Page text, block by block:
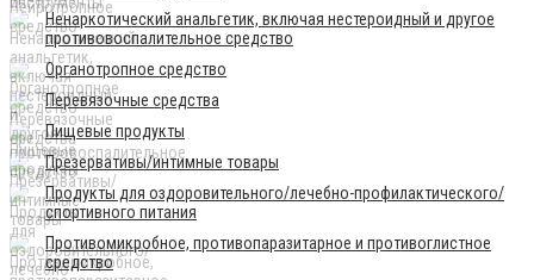
Ненаркотический анальгетик, включая нестероидный и другое
противовоспалительное средство
Органотропное средство
Перевязочные средства
Пищевые продукты
Презервативы/интимные товары
Продукты для оздоровительного/лечебно-профилактического/
спортивного питания
Противомикробное, противопаразитарное и противоглистное
средство